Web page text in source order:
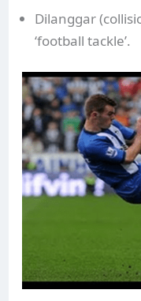
Dilanggar
‘football tackle’.